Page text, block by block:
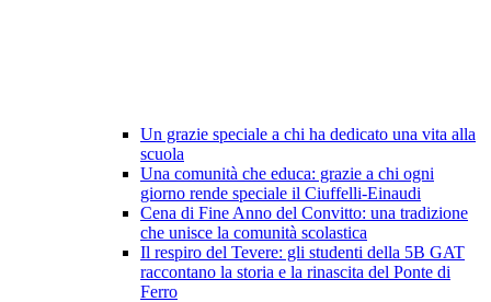
Un grazie speciale a chi ha dedicato una vita alla
scuola
Una comunità che educa: grazie a chi ogni
giorno rende speciale il Ciuffelli-Einaudi
Cena di Fine Anno del Convitto: una tradizione
che unisce la comunità scolastica
Il respiro del Tevere: gli studenti della 5B GAT
raccontano la storia e la rinascita del Ponte di
Ferro